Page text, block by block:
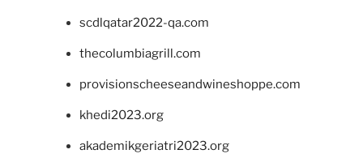
scdlqatar2022-qa.com
thecolumbiagrill.com
provisionscheeseandwineshoppe.com
khedi2023.org
akademikgeriatri2023.org